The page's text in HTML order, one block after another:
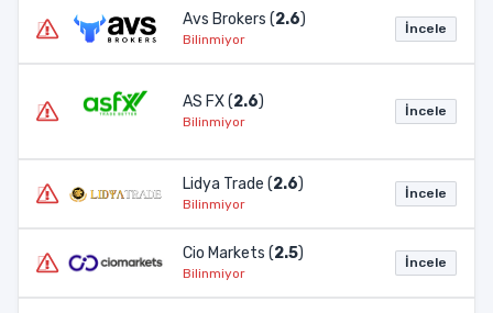
Avs Brokers (2.6)
Bilinmiyor
İncele
AS FX (2.6)
Bilinmiyor
İncele
Lidya Trade (2.6)
Bilinmiyor
İncele
Cio Markets (2.5)
Bilinmiyor
İncele